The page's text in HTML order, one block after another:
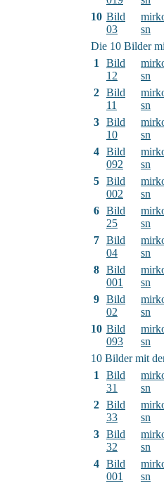
10 Bild
03
sn
Die 10 Bilder
1
Bild
12
sn
2 Bild
11
sn
3 Bild
10
sn
4 Bild
092
sn
5 Bild
002
sn
6 Bild
25
sn
7 Bild
04
sn
8 Bild
001
sn
9 Bild
02
sn
10 Bild
093
sn
10 Bilder mit
1
Bild
31
sn
2 Bild
33
sn
3 Bild
32
sn
4 Bild
001
sn